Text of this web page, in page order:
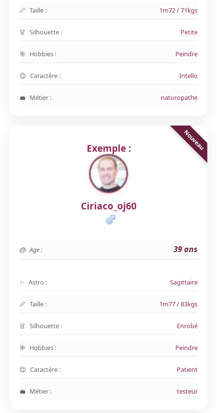
Taille : 1m72 / 71kgs
Silhouette : Petite
Hobbies : Peindre
Caractère : Intello
Métier : naturopathe
Exemple :
Ciriaco_oj60
Age : 39 ans
Astro : Sagittaire
Taille : 1m77 / 83kgs
Silhouette : Enrobé
Hobbies : Peindre
Caractère : Patient
Métier : testeur